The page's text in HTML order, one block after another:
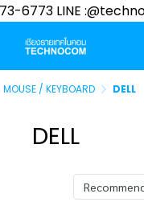
6773 LINE
MOUSE / KEYBOARD DELL
DELL